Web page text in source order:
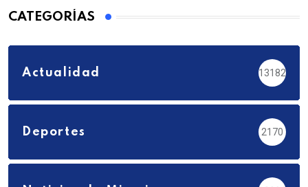
CATEGORÍAS
Actualidad 13182
Deportes 2170